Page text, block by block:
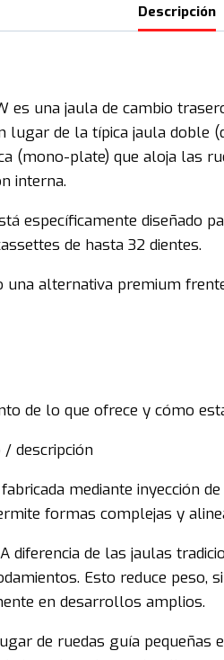
Descripción
es una jaula de cambio
de la típica jaula doble
(mono-plate) que aloja las
interna.
específicamente diseñado
de hasta 32 dientes.
alternativa premium
de lo que ofrece y cómo
descripción
mediante inyección
formas complejas y
diferencia de las jaulas
Esto reduce peso,
en desarrollos amplios.
de ruedas guía